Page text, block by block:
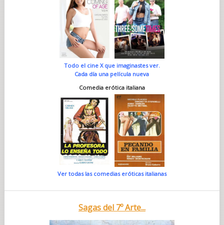
Todo el cine X que imaginastes ver.
Cada día una película nueva
Comedia erótica italiana
Ver todas las comedias eróticas italianas
Sagas del 7º Arte...